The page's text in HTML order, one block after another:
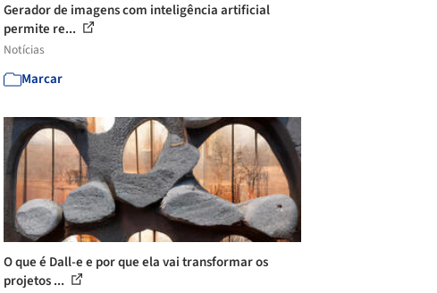
Gerador de imagens com inteligência artificial
permite re...
Notícias
Marcar
O que é Dall-e e por que ela vai transformar os
projetos ...